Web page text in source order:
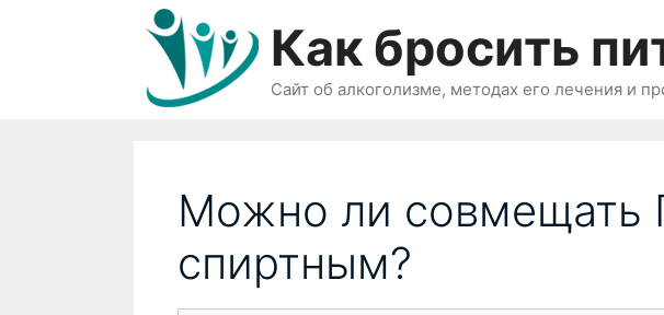
Как бросить
Сайт об алкоголизме, методах его лечения и
Можно ли совмещать
спиртным?